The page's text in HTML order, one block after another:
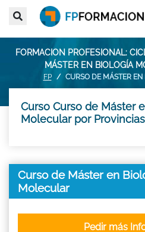
FORMACION PROFESIONAL:
MÁSTER EN BIOLOGÍA
FP CURSO DE MÁSTER
Curso Curso de Máster
Molecular por
Curso de Máster en
Molecular
Pedir más